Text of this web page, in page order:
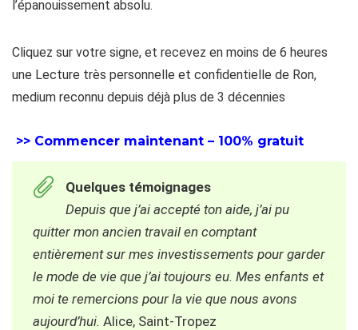
l’épanouissement absolu.
Cliquez sur votre signe, et recevez en moins de 6 heures
une Lecture très personnelle et confidentielle de Ron,
medium reconnu depuis déjà plus de 3 décennies
>> Commencer maintenant – 100% gratuit
Quelques témoignages
Depuis que j’ai accepté ton aide, j’ai pu
quitter mon ancien travail en comptant
entièrement sur mes investissements pour garder
le mode de vie que j’ai toujours eu. Mes enfants et
moi te remercions pour la vie que nous avons
aujourd’hui. Alice, Saint-Tropez